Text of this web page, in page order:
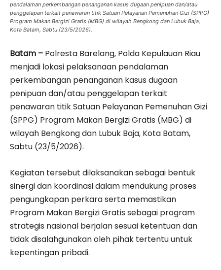
pendalaman perkembangan penanganan kasus dugaan penipuan dan/atau
penggelapan terkait penawaran titik Satuan Pelayanan Pemenuhan Gizi (SPPG)
Program Makan Bergizi Gratis (MBG) di wilayah Bengkong dan Lubuk Baja,
Kota Batam, Sabtu (23/5/2026).
Batam – Polresta Barelang, Polda Kepulauan Riau
menjadi lokasi pelaksanaan pendalaman
perkembangan penanganan kasus dugaan
penipuan dan/atau penggelapan terkait
penawaran titik Satuan Pelayanan Pemenuhan Gizi
(SPPG) Program Makan Bergizi Gratis (MBG) di
wilayah Bengkong dan Lubuk Baja, Kota Batam,
Sabtu (23/5/2026).
Kegiatan tersebut dilaksanakan sebagai bentuk
sinergi dan koordinasi dalam mendukung proses
pengungkapan perkara serta memastikan
Program Makan Bergizi Gratis sebagai program
strategis nasional berjalan sesuai ketentuan dan
tidak disalahgunakan oleh pihak tertentu untuk
kepentingan pribadi.